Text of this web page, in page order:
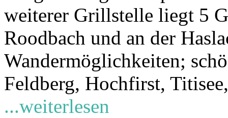
weiterer Grillstelle liegt 5
Roodbach und an der
Wandermöglichkeiten;
Feldberg, Hochfirst,
...weiterlesen